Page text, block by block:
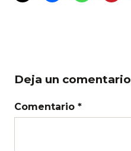
Deja un comentario
Comentario *